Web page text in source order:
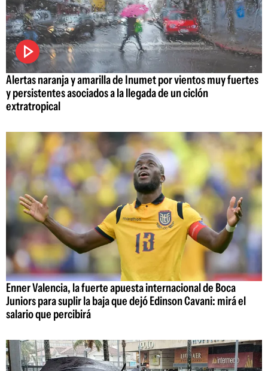
Alertas naranja y amarilla de Inumet por vientos muy fuertes
y persistentes asociados a la llegada de un ciclón
extratropical
Enner Valencia, la fuerte apuesta internacional de Boca
Juniors para suplir la baja que dejó Edinson Cavani: mirá el
salario que percibirá